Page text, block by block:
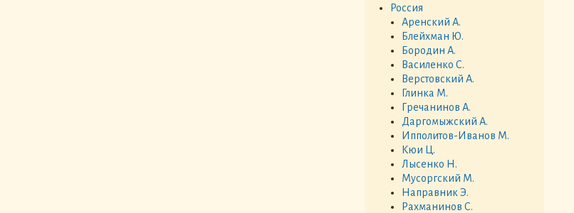
Россия
Аренский А.
Блейхман Ю.
Бородин А.
Василенко С.
Верстовский А.
Глинка М.
Гречанинов А.
Даргомыжский А.
Ипполитов-Иванов М.
Кюи Ц.
Лысенко Н.
Мусоргский М.
Направник Э.
Рахманинов С.